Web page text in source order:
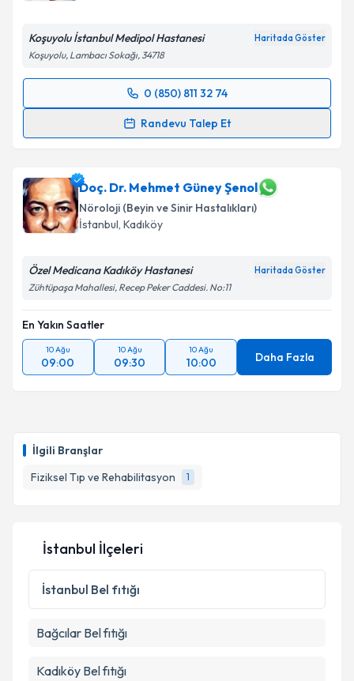
İlgili Branşlar
Fiziksel Tıp ve Rehabilitasyon
1
Koşuyolu İstanbul Medipol Hastanesi Haritada Göster
Koşuyolu, Lambacı Sokağı, 34718
0 (850) 811 32 74
Randevu Talep Et
Randevu Takvimi Talebi
takvim hazırlandığında e-posta ile bilgilendireceğiz.
E-posta Adresiniz
Kişisel verilerimin işlenmesine ilişkin
Metni'ni okudum ve kişisel verilerimin belirtilen
kapsamda işlenmesini kabul ediyorum.
Takvim Talebini Gönder
Doç. Dr. Mehmet Güney Şenol
Nöroloji (Beyin ve Sinir Hastalıkları)
İstanbul, Kadıköy
Özel Medicana Kadıköy Hastanesi Haritada Göster
Zühtüpaşa Mahallesi, Recep Peker Caddesi. No:11
En Yakın Saatler
10 Ağu
09:00
10 Ağu
09:30
10 Ağu
10:00 Daha Fazla
İstanbul İlçeleri
İstanbul Bel fıtığı
Bağcılar Bel fıtığı
Kadıköy Bel fıtığı